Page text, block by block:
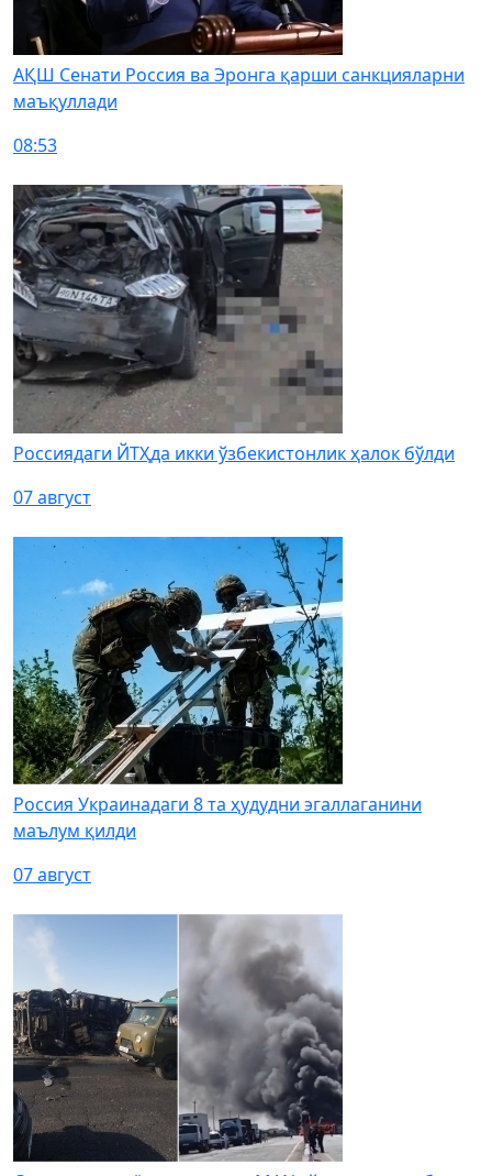
АҚШ Сенати Россия ва Эронга қарши санкцияларни
маъқуллади
08:53
Россиядаги ЙТҲда икки ўзбекистонлик ҳалок бўлди
07 август
Россия Украинадаги 8 та ҳудудни эгаллаганини
маълум қилди
07 август